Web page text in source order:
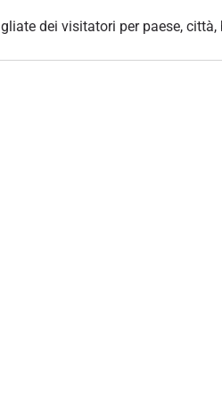
dei visitatori per paese, città,